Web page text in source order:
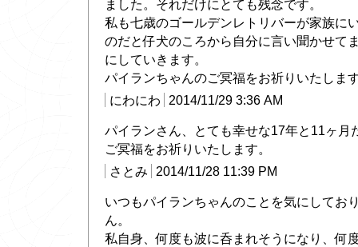
ました。それだけにとても残念です。
私も七歳のゴールデンレトリバーが家族に
のだと仔犬のころから自分に言い聞かせて
にしていきます。
パイランちゃんのご冥福をお祈りいたしま
にわにわ
2014/11/29 3:36 AM
パイランさん、とても幸せな17年と11ヶ月
ご冥福をお祈りいたします。
さとみ
2014/11/28 11:39 PM
いつもパイランちゃんのことを気にしてお
ん。
私自身、何度も波に呑まれそうになり、何